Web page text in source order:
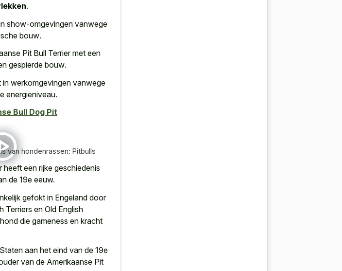
.
show-omgevingen vanwege
bouw.
Pit Bull Terrier met een
gespierde bouw.
werkomgevingen vanwege
energieniveau.
Bull Dog Pit
van hondenrassen: Pitbulls
heeft een rijke geschiedenis
de 19e eeuw.
gefokt in Engeland door
Terriers en Old English
die gameness en kracht
aan het eind van de 19e
van de Amerikaanse Pit